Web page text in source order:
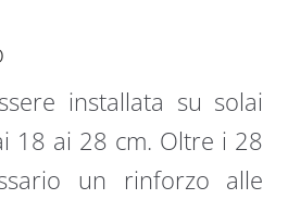
installata su solai
18 ai 28 cm. Oltre i 28
un rinforzo alle